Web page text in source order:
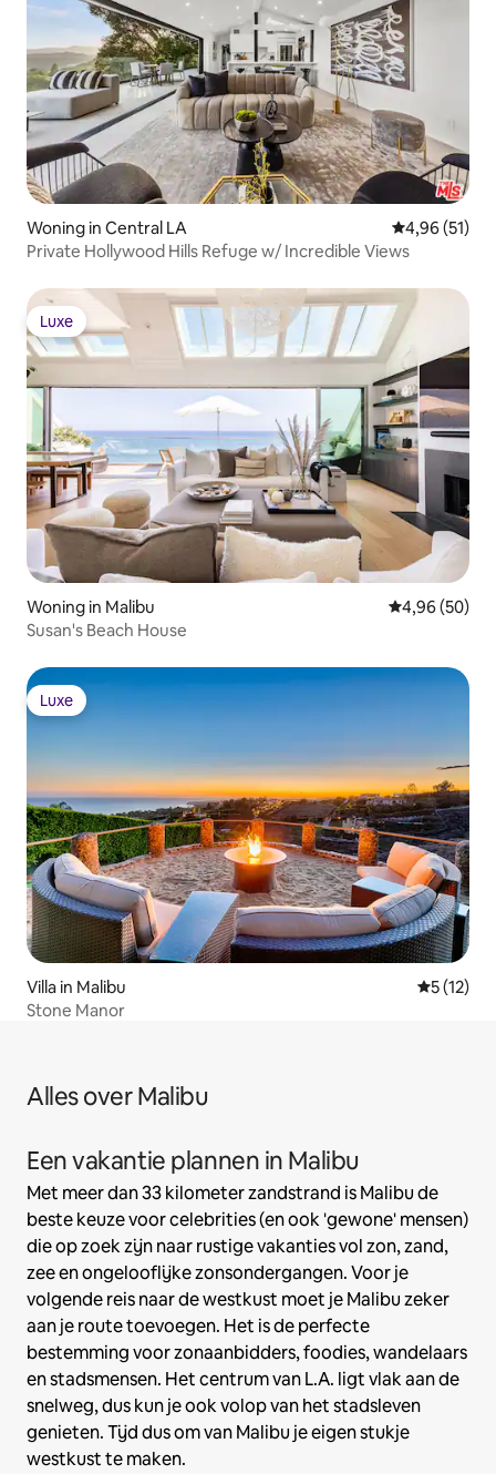
Woning in Central LA Gemiddelde
4,96 (51)
Private Hollywood Hills Refuge w/ Incredible Views
Luxe
Luxe
Woning in Malibu Gemiddelde
4,96 (50)
Susan's Beach House
Luxe
Luxe
Villa in Malibu
5 (12)
Stone Manor
Alles over Malibu
Een vakantie plannen in Malibu
Met meer dan 33 kilometer zandstrand is Malibu de
beste keuze voor celebrities (en ook 'gewone' mensen)
die op zoek zijn naar rustige vakanties vol zon, zand,
zee en ongelooflijke zonsondergangen. Voor je
volgende reis naar de westkust moet je Malibu zeker
aan je route toevoegen. Het is de perfecte
bestemming voor zonaanbidders, foodies, wandelaars
en stadsmensen. Het centrum van L.A. ligt vlak aan de
snelweg, dus kun je ook volop van het stadsleven
genieten. Tijd dus om van Malibu je eigen stukje
westkust te maken.